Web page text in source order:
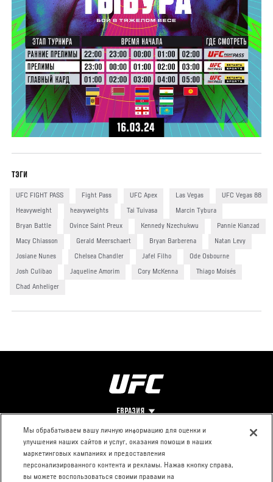
ТЭГИ
UFC FIGHT PASS Fight Pass UFC Apex Las Vegas UFC Vegas 88
Heavyweight heavyweights Tai Tuivasa Marcin Tybura
Bryan Battle Ovince Saint Preux Kennedy Nzechukwu Pannie Kianzad
Macy Chiasson Gerald Meerschaert Bryan Barberena Natan Levy
Josiane Nunes Chelsea Chandler Jafel Filho Ode Osbourne
Josh Culibao Jaqueline Amorim Cory McKenna Thiago Moisés
Chad Anheliger
ЕВРАЗИЯ
Footer
О UFC
Про ММА
КОНТАКТЫ
Пресс-центр
Условия
Мы обрабатываем вашу личную информацию для оценки и
улучшения наших сайтов и услуг, оказания помощи в наших
маркетинговых кампаниях и предоставления
персонализированного контента и рекламы. Нажав кнопку справа,
вы можете воспользоваться своими правами на